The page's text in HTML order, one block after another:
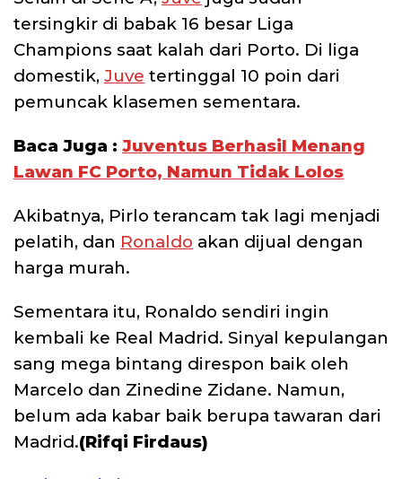
tersingkir di babak 16 besar Liga
Champions saat kalah dari Porto. Di liga
domestik, Juve tertinggal 10 poin dari
pemuncak klasemen sementara.
Baca Juga : Juventus Berhasil Menang
Lawan FC Porto, Namun Tidak Lolos
Akibatnya, Pirlo terancam tak lagi menjadi
pelatih, dan Ronaldo akan dijual dengan
harga murah.
Sementara itu, Ronaldo sendiri ingin
kembali ke Real Madrid. Sinyal kepulangan
sang mega bintang direspon baik oleh
Marcelo dan Zinedine Zidane. Namun,
belum ada kabar baik berupa tawaran dari
Madrid.(Rifqi Firdaus)